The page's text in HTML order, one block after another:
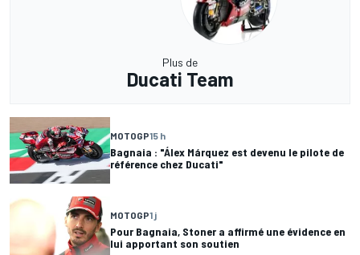
Plus de
Ducati Team
MOTOGP15 h
Bagnaia : "Álex Márquez est devenu le pilote de
référence chez Ducati"
MOTOGP1 j
Pour Bagnaia, Stoner a affirmé une évidence en
lui apportant son soutien